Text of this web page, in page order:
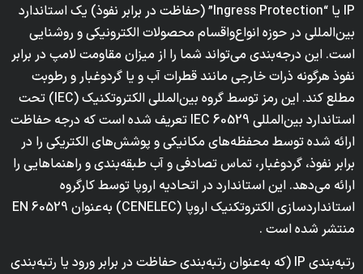
IP یا “Ingress Protection” (حفاظت در برابر نفوذ) یک استاندارد
بین‌المللی در حوزه انواع‌واقسام محصولات الکترونیکی و روشنایی
است. این درجه‌بندی می‌تواند شما را از میزان مقاومت لامپ در برابر
نفوذ هرگونه ذرات خارجی مانند قطرات آب و یا گردوغبار و رطوبت
مطلع کند. این رمز توسط گروه بین‌المللی الکتروتکنیک (IEC) تحت
استاندارد بین‌المللی IEC 60529 تعریف شده است که درجه حفاظت
ارائه شده توسط محفظه‌های مکانیکی و پوشش‌های الکتریکی را در
برابر نفوذ، گردوغبار، تماس تصادفی و آب طبقه‌بندی و راهنماهایی را
ارائه می‌دهد. این استاندارد در اتحادیه اروپا توسط کارگروه
استانداردسازی الکتروتکنیک اروپا (CENELEC) به‌عنوان EN 60529
منتشر شده است .
رتبه‌بندی IP (که به‌عنوان رتبه‌بندی حفاظت در برابر ورود یا رتبه‌بندی